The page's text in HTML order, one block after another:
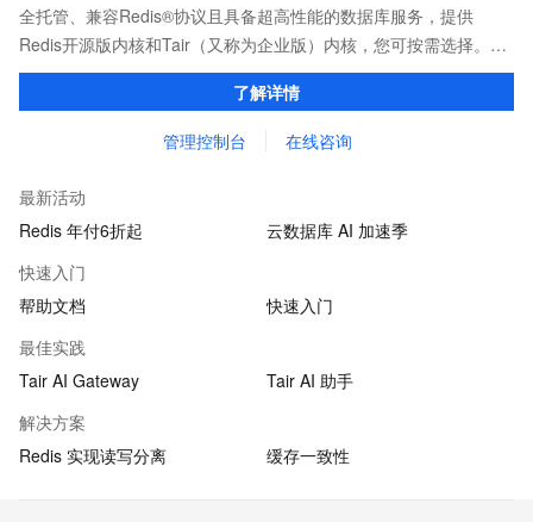
全托管、兼容Redis®协议且具备超高性能的数据库服务，提供
Redis开源版内核和Tair（又称为企业版）内核，您可按需选择。保
证亚毫秒级的稳定时延，为应用程序起到加速作用，在对时延有严
了解详情
管理控制台 在线咨询
最新活动
Redis 年付6折起
云数据库 AI 加速季
快速入门
帮助文档
快速入门
最佳实践
Tair AI Gateway
Tair AI 助手
解决方案
Redis 实现读写分离
缓存一致性